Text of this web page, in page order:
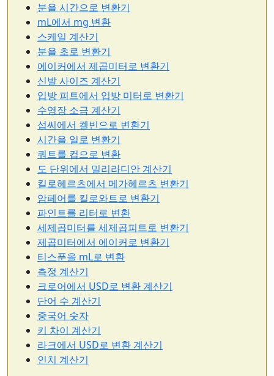
분을 시간으로 변환기
mL에서 mg 변환
스케일 계산기
분을 초로 변환기
에이커에서 제곱미터로 변환기
신발 사이즈 계산기
입방 피트에서 입방 미터로 변환기
수영장 소금 계산기
섭씨에서 켈빈으로 변환기
시간을 일로 변환기
쿼트를 컵으로 변환
도 단위에서 밀리라디안 계산기
킬로헤르츠에서 메가헤르츠 변환기
암페어를 킬로와트로 변환기
파인트를 리터로 변환
세제곱미터를 세제곱피트로 변환기
제곱미터에서 에이커로 변환기
티스푼을 mL로 변환
측정 계산기
크로어에서 USD로 변환 계산기
단어 수 계산기
중국어 숫자
키 차이 계산기
라크에서 USD로 변환 계산기
인치 계산기